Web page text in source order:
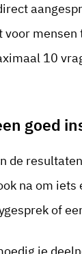
voor
10
goed
de
na om
of